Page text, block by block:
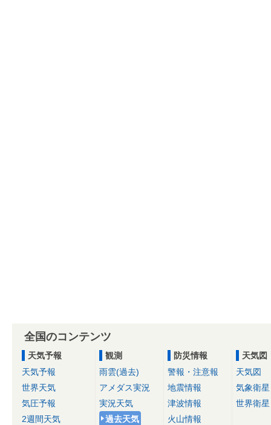
全国のコンテンツ
天気予報
天気予報
世界天気
気圧予報
2週間天気
観測
雨雲(過去)
アメダス実況
実況天気
過去天気
防災情報
警報・注意報
地震情報
津波情報
火山情報
天気図
天気図
気象衛星
世界衛星